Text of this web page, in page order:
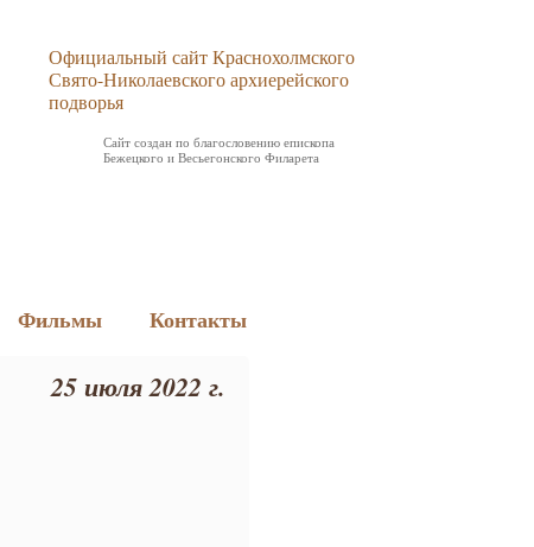
Официальный сайт Краснохолмского
Свято-Николаевского архиерейского
подворья
Сайт создан по благословению епископа
Бежецкого и Весьегонского Филарета
Фильмы Контакты
25 июля 2022 г.